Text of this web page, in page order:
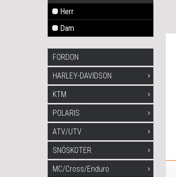
Herr
Dam
FORDON
HARLEY-DAVIDSON
KTM
POLARIS
ATV/UTV
SNÖSKOTER
MC/Cross/Enduro